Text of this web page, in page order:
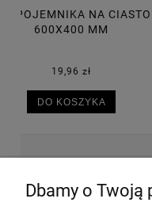
POJEMNIK NA
Dbamy o Twoją